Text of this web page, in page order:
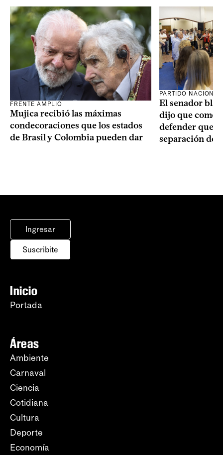
FRENTE AMPLIO
Mujica recibió las máximas
condecoraciones que los estados
de Brasil y Colombia pueden dar
PARTIDO NACIONAL
El senador
dijo que como
defender que
separación de
Ingresar
Suscribite
Inicio
Portada
Áreas
Ambiente
Carnaval
Ciencia
Cotidiana
Cultura
Deporte
Economía